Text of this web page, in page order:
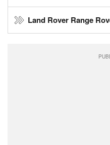
Land Rover Range